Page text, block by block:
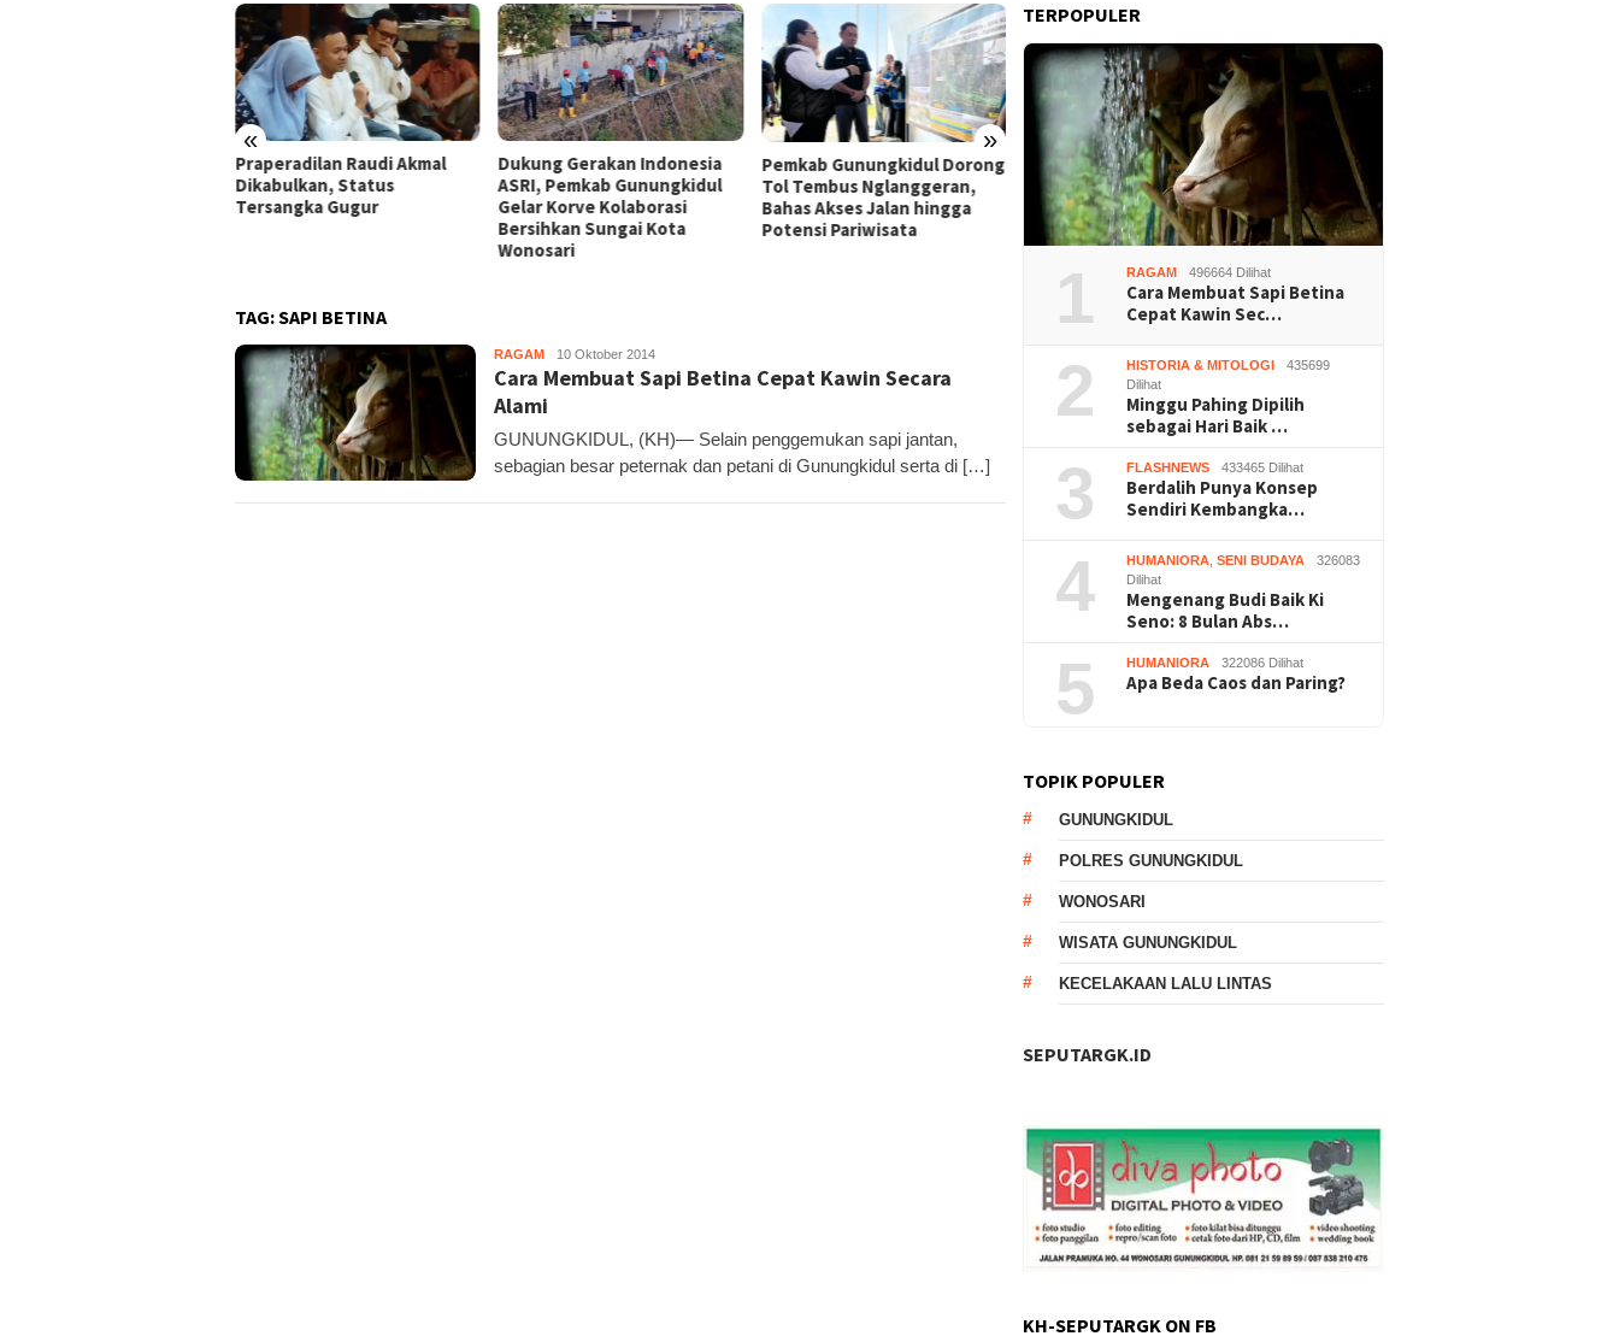
« »
Dukung Gerakan Indonesia
ASRI, Pemkab Gunungkidul
Gelar Korve Kolaborasi
Pemkab Gunungkidul Dorong
Tol Tembus Nglanggeran,
Bahas Akses Jalan hingga
Potensi Pariwisata
Film “Nalar” Karya Guru SD
Raih Juara 1 Lomba Video
Literasi Gunungkidul 2026
Kerja Buruh Bangunan Sepi,
Roni Banting Stir Tanam
Melon Untung Rp40 Juta
Sekali Panen
Praperadilan Raudi Akmal
Dikabulkan, Status
Tersangka Gugur
TAG:SAPI BETINA
RAGAM KH10 Oktober 2014
Cara Membuat Sapi Betina Cepat Kawin Secara
Alami
GUNUNGKIDUL, (KH)— Selain penggemukan sapi jantan,
sebagian besar peternak dan petani di Gunungkidul serta di […]
TERPOPULER
1 RAGAM 496664 Dilihat
Cara Membuat Sapi Betina
Cepat Kawin Sec…
2 HISTORIA & MITOLOGI
435699
Dilihat
Minggu Pahing Dipilih
sebagai Hari Baik …
3 FLASHNEWS 433465 Dilihat
Berdalih Punya Konsep
Sendiri Kembangka…
4 HUMANIORA ,SENI BUDAYA
326083
Dilihat
Mengenang Budi Baik Ki
Seno: 8 Bulan Abs…
5 HUMANIORA 322086 Dilihat
Apa Beda Caos dan Paring?
TOPIK POPULER
GUNUNGKIDUL
POLRES GUNUNGKIDUL
WONOSARI
WISATA GUNUNGKIDUL
KECELAKAAN LALU LINTAS
SEPUTARGK.ID
KH-SEPUTARGK ON FB